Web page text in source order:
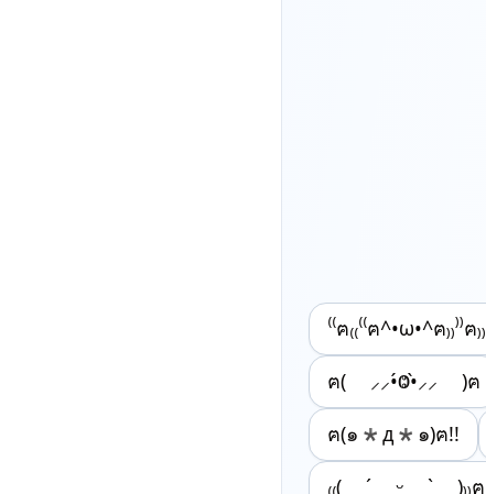
⁽⁽ฅ₍₍⁽⁽ฅ^•ω•^ฅ₎₎⁾⁾ฅ₎₎
ฅ( ⸝⸝•́Ⱉ•̀⸝⸝ )ฅ
ฅ(๑*д*๑)ฅ!!
₍₍( ´ ᵕ ` )₎₎ฅ